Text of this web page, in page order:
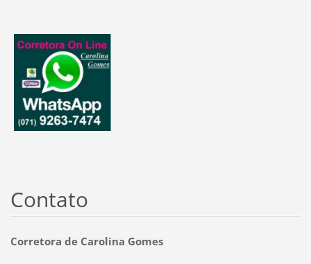
Contato
Corretora de Carolina Gomes